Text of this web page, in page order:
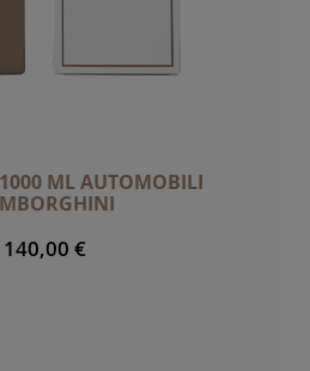
ML AUTOMOBILI
140,00 €